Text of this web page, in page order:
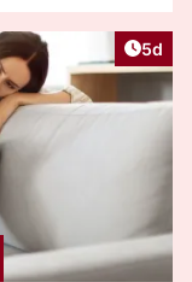
5d